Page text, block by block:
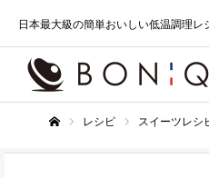
日本最大級の簡単おいしい低温調理レ
レシピ スイーツレシ